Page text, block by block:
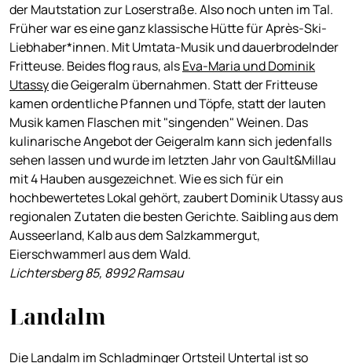
der Mautstation zur Loserstraße. Also noch unten im Tal.
Früher war es eine ganz klassische Hütte für Après-Ski-
Liebhaber*innen. Mit Umtata-Musik und dauerbrodelnder
Fritteuse. Beides flog raus, alsEva-Maria und Dominik
Utassydie Geigeralm übernahmen. Statt der Fritteuse
kamen ordentliche Pfannen und Töpfe, statt der lauten
Musik kamen Flaschen mit "singenden" Weinen. Das
kulinarische Angebot der Geigeralm kann sich jedenfalls
sehen lassen und wurde im letzten Jahr von Gault&Millau
mit 4 Hauben ausgezeichnet. Wie es sich für ein
hochbewertetes Lokal gehört, zaubert Dominik Utassy aus
regionalen Zutaten die besten Gerichte. Saibling aus dem
Ausseerland, Kalb aus dem Salzkammergut,
Eierschwammerl aus dem Wald.
Lichtersberg 85, 8992 Ramsau
Landalm
Die Landalm im Schladminger Ortsteil Untertal ist so